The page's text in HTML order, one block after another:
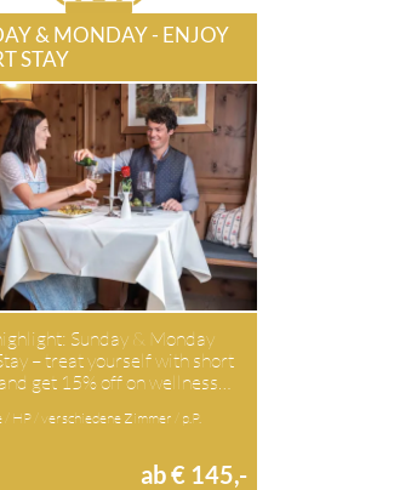
& MONDAY - ENJOY
STAY
Sunday & Monday
– treat yourself with short
get 15% off on wellness…
/ HP / verschiedene Zimmer / p.P.
ab € 145,-